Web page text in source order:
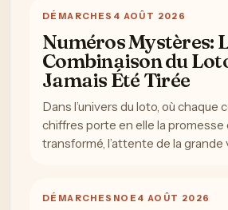
DÉMARCHES 4 AOÛT 2026
Numéros Mystères:
Combinaison du
Jamais Été Tirée
Dans l’univers du loto, où chaque
chiffres porte en elle la promesse
transformé, l’attente de la grande
DÉMARCHES NOE 4 AOÛT 2026